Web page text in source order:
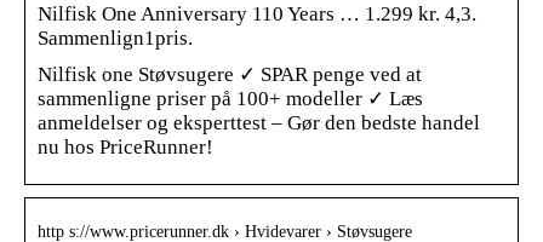
Nilfisk One Anniversary 110 Years … 1.299 kr. 4,3.
Sammenlign1pris.
Nilfisk one Støvsugere ✓ SPAR penge ved at
sammenligne priser på 100+ modeller ✓ Læs
anmeldelser og eksperttest – Gør den bedste handel
nu hos PriceRunner!
http s://www.pricerunner.dk › Hvidevarer › Støvsugere